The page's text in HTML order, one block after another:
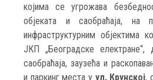
којима се угрожава
објеката и саобраћаја, на
инфраструктурним објектима
ЈКП „Београдске
саобраћаја, заузећа и
и паркинг места у ул. Крунској,